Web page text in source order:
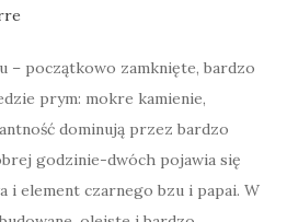
– początkowo zamknięte, bardzo
prym: mokre kamienie,
dominują przez bardzo
godzinie-dwóch pojawia się
i element czarnego bzu i papai. W